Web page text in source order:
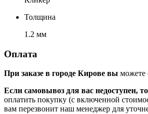
Толщина
1.2 мм
Оплата
При заказе в городе Кирове вы можете
Если самовывоз для вас недоступен,
оплатить покупку (с включенной
вам перезвонит наш менеджер для